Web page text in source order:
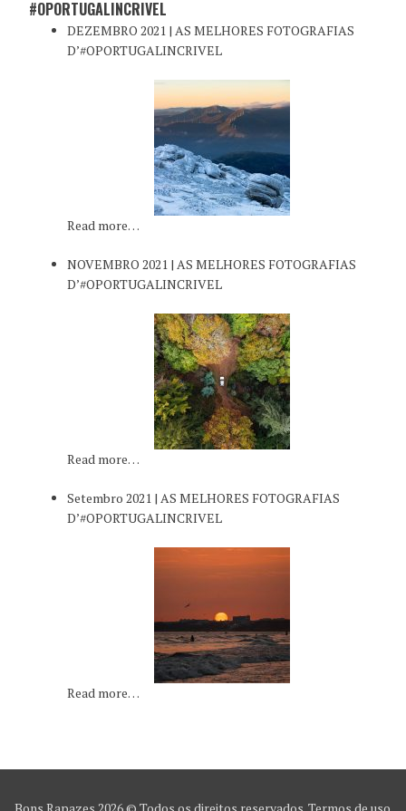
#OPORTUGALINCRIVEL
DEZEMBRO 2021 | AS MELHORES FOTOGRAFIAS
D’#OPORTUGALINCRIVEL
Read more…
NOVEMBRO 2021 | AS MELHORES FOTOGRAFIAS
D’#OPORTUGALINCRIVEL
Read more…
Setembro 2021 | AS MELHORES FOTOGRAFIAS
D’#OPORTUGALINCRIVEL
Read more…
Bons Rapazes 2026 © Todos os direitos reservados. Termos de uso